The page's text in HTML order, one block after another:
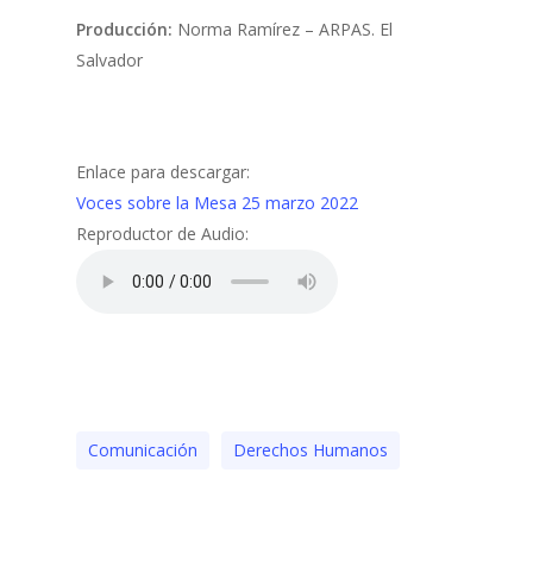
Producción: Norma Ramírez – ARPAS. El
Salvador
Enlace para descargar:
Voces sobre la Mesa 25 marzo 2022
Reproductor de Audio:
Comunicación Derechos Humanos